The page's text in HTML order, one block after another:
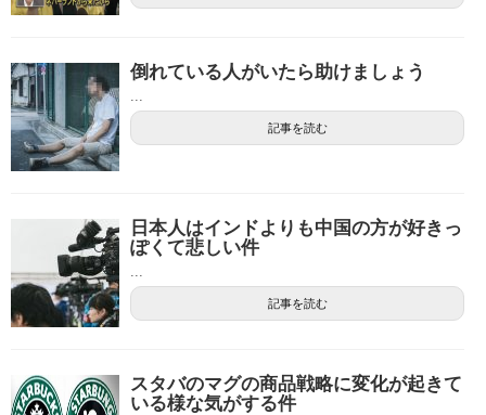
倒れている人がいたら助けましょう
記事を読む
日本人はインドよりも中国の方が好きっ
ぽくて悲しい件
記事を読む
スタバのマグの商品戦略に変化が起きて
いる様な気がする件